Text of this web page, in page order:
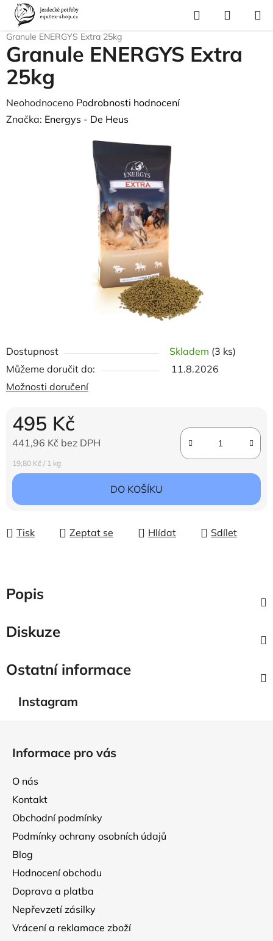
Přejít
obsah
Hledat
KOŠÍK
Domů
Krmivo a vitamíny
Granule ENERGYS Extra 25kg
Dostupnost Skladem (3 ks)
Můžeme doručit do:
11.8.2026
Možnosti doručení
495 Kč
441,96 Kč bez DPH
Měrná cena:
19,80 Kč / 1 kg
DO KOŠÍKU
Tisk Zeptat se Hlídat Sdílet
Granule ENERGYS Extra
25kg
Průměrné
hodnocení
Neohodnoceno Podrobnosti hodnocení
Značka: Energys - De Heus
Popis
Diskuze
Ostatní informace
Instagram
Informace pro vás
O nás
Kontakt
Obchodní podmínky
Podmínky ochrany osobních údajů
Blog
Hodnocení obchodu
Doprava a platba
Nepřevzetí zásilky
Vrácení a reklamace zboží